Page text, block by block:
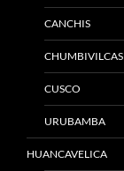
CANCHIS
CHUMBIVILCAS
CUSCO
URUBAMBA
HUANCAVELICA